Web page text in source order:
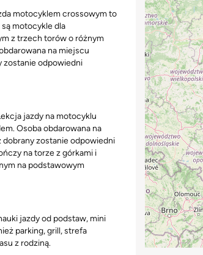
motocyklem crossowym to
motocykle dla
z trzech torów o różnym
na miejscu
zostanie odpowiedni
jazdy na motocyklu
Osoba obdarowana na
zostanie odpowiedni
na torze z górkami i
na podstawowym
jazdy od podstaw, mini
parking, grill, strefa
z rodziną.